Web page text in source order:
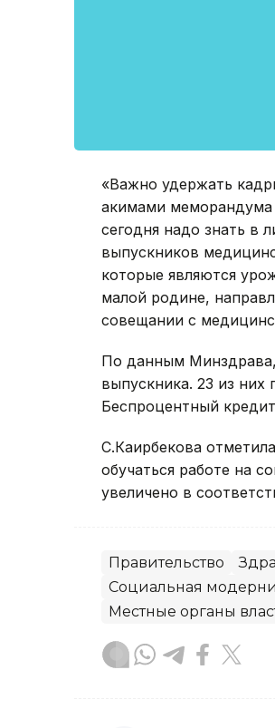
«Важно удержать
акимами меморандума
сегодня надо знать в
выпускников
которые являются
малой родине,
совещании с
По данным Минздрава,
выпускника. 23 из
Беспроцентный
С.Каирбекова
обучаться работе на
увеличено в
Правительство
Социальная
Местные органы